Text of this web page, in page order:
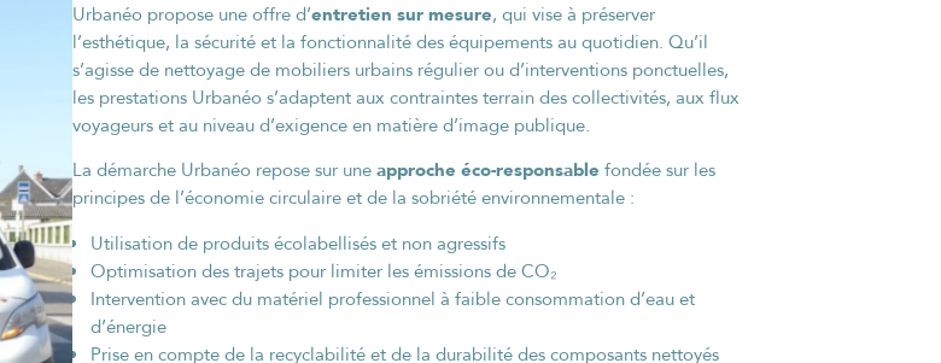
Urbanéo propose une offre d’entretien sur mesure, qui vise à préserver
l’esthétique, la sécurité et la fonctionnalité des équipements au quotidien. Qu’il
s’agisse de nettoyage de mobiliers urbains régulier ou d’interventions ponctuelles,
les prestations Urbanéo s’adaptent aux contraintes terrain des collectivités, aux flux
voyageurs et au niveau d’exigence en matière d’image publique.
La démarche Urbanéo repose sur uneapproche éco-responsable fondée sur les
principes de l’économie circulaire et de la sobriété environnementale :
Utilisation de produits écolabellisés et non agressifs
Optimisation des trajets pour limiter les émissions de CO₂
Intervention avec du matériel professionnel à faible consommation d’eau et
d’énergie
Prise en compte de la recyclabilité et de la durabilité des composants nettoyés